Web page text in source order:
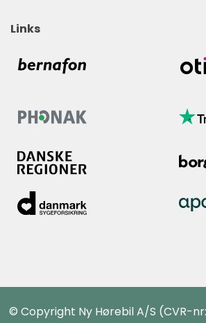
Links
© Copyright Ny Hørebil A/S (CVR-